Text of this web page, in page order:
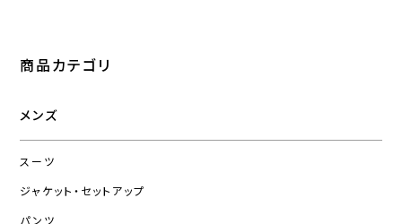
商品カテゴリ
メンズ
スーツ
ジャケット・セットアップ
パンツ